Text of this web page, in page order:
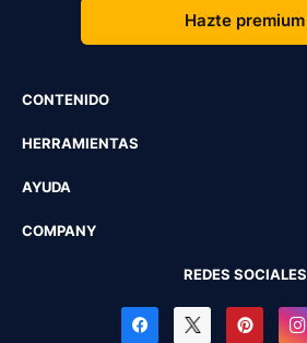
Hazte premium
CONTENIDO
HERRAMIENTAS
AYUDA
COMPANY
REDES SOCIALES